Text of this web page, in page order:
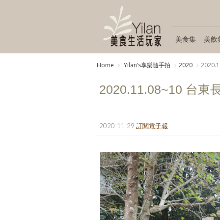
美食集 美飲
Home Yilanʼs享樂隨手拍 2020
2020.11.08~10 台東
2020-11-29 訂閱電子報